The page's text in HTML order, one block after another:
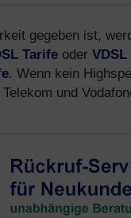
gegeben ist,
Tarife oder
. Wenn kein
und